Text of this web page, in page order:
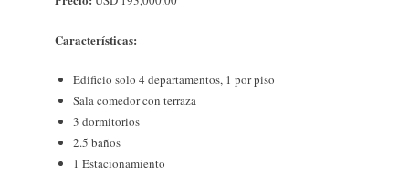
Características:
Edificio solo 4 departamentos, 1 por piso
Sala comedor con terraza
3 dormitorios
2.5 baños
1 Estacionamiento